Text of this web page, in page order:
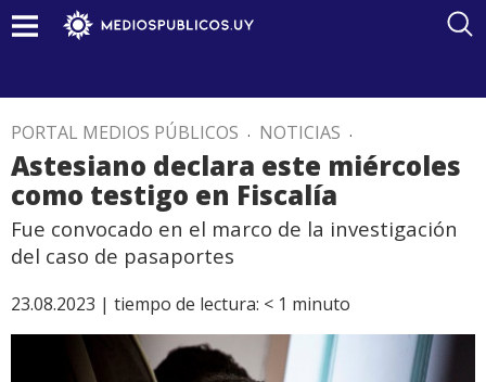
PORTAL MEDIOS PÚBLICOS . NOTICIAS .
Astesiano declara este miércoles
como testigo en Fiscalía
Fue convocado en el marco de la investigación
del caso de pasaportes
23.08.2023 | tiempo de lectura: < 1 minuto